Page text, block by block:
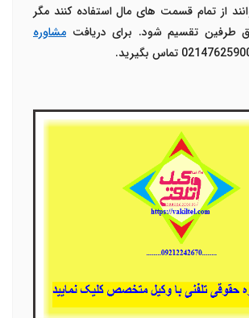
از تمام قسمت های مال استفاده کنند مگر
طرفین تقسیم شود. برای دریافت مشاوره